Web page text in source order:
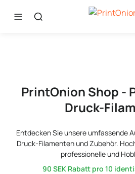
PrintOnion Shop -
Druck-
Entdecken Sie unsere umfassende
Druck-Filamenten und Zubehör.
professionelle und
90 SEK Rabatt pro 10